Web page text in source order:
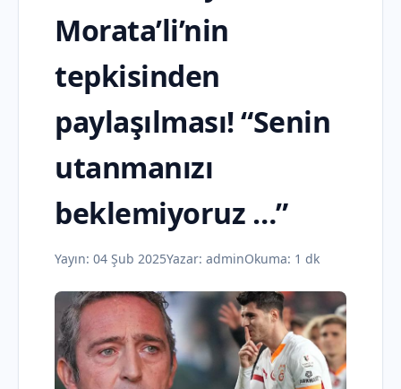
Morata’li’nin
tepkisinden
paylaşılması! “Senin
utanmanızı
beklemiyoruz …”
Yayın: 04 Şub 2025Yazar: adminOkuma: 1 dk